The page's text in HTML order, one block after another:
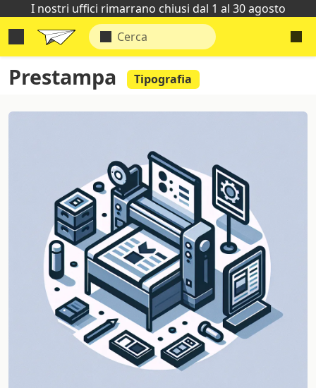
I nostri uffici rimarrano chiusi dal 1 al 30 agosto
Prestampa Tipografia